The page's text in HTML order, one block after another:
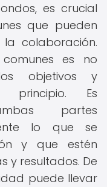
es crucial
que pueden
colaboración.
es no
objetivos y
principio. Es
partes
lo que se
y que estén
y resultados. De
puede llevar